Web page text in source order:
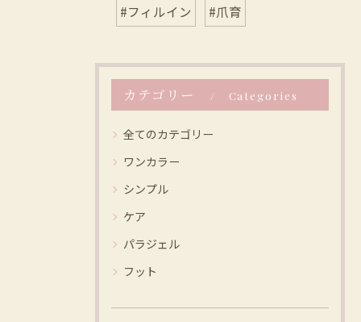
#フィルイン #爪育
カテゴリー Categories
全てのカテゴリー
ワンカラー
シンプル
ケア
パラジェル
フット